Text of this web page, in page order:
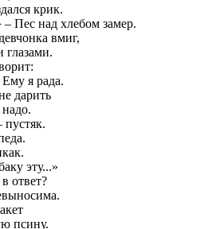
крик.
Пес над хлебом замер.
вмиг,
глазами.
я рада.
дарить
пустяк.
эту...»
ответ?
псину.